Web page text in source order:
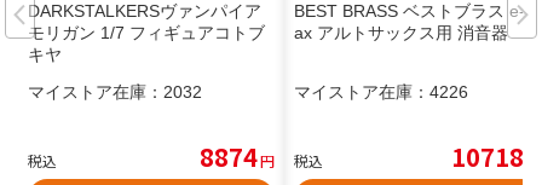
DARKSTALKERSヴァンパイア
モリガン 1/7 フィギュアコトブ
キヤ
マイストア在庫： 2032
税込 8874円
BEST BRASS ベストブラス e-S
ax アルトサックス用 消音器
マイストア在庫： 4226
税込 10718